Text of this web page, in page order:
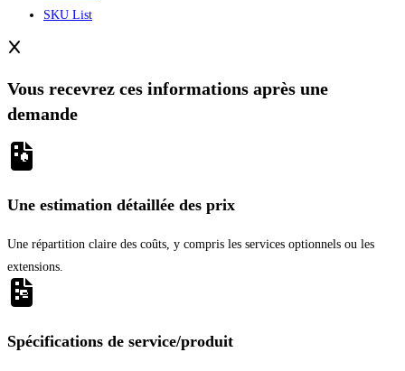
SKU List
Vous recevrez ces informations après une
demande
Une estimation détaillée des prix
Une répartition claire des coûts, y compris les services optionnels ou les
extensions.
Spécifications de service/produit